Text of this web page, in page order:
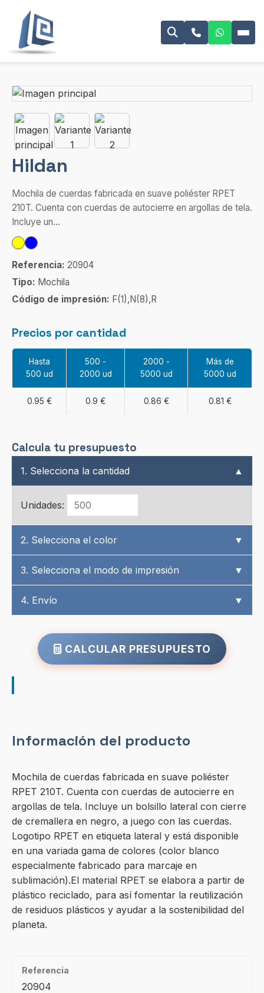
Hildan
Mochila de cuerdas fabricada en suave poliéster RPET
210T. Cuenta con cuerdas de autocierre en argollas de tela.
Incluye un...
Referencia: 20904
Tipo: Mochila
Código de impresión: F(1),N(8),R
Precios por cantidad
Hasta
500 ud
500 -
2000 ud
2000 -
5000 ud
Más de
5000 ud
0.95 € 0.9 € 0.86 € 0.81 €
Calcula tu presupuesto
1. Selecciona la cantidad ▲
Unidades:
2. Selecciona el color ▼
3. Selecciona el modo de impresión ▼
4. Envío ▼
CALCULAR PRESUPUESTO
Información del producto
Mochila de cuerdas fabricada en suave poliéster
RPET 210T. Cuenta con cuerdas de autocierre en
argollas de tela. Incluye un bolsillo lateral con cierre
de cremallera en negro, a juego con las cuerdas.
Logotipo RPET en etiqueta lateral y está disponible
en una variada gama de colores (color blanco
especialmente fabricado para marcaje en
sublimación).El material RPET se elabora a partir de
plástico reciclado, para así fomentar la reutilización
de residuos plásticos y ayudar a la sostenibilidad del
planeta.
Referencia
20904